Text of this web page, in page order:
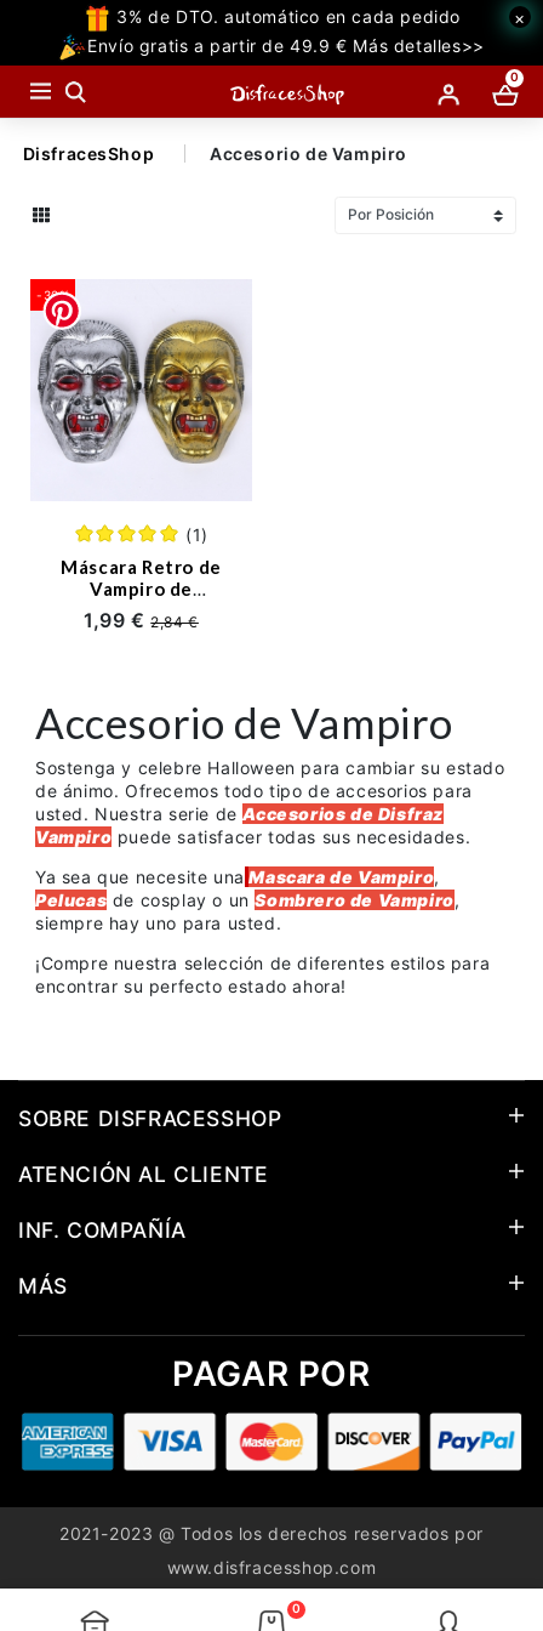
3% de DTO. automático en cada pedido
Envío gratis a partir de 49.9 € Más detalles>>
×
0
TODAS
LAS
CATEGORIAS
Temáticas
Accesorios
Decoraciones
Superhéroe
Manga y Anime
Pelucas
Halloween
Disfraces 2022
Ofertas
Entrada en el Blog
DisfracesShop Accesorio de Vampiro
-30%
(1)
Máscara Retro de
Vampiro de
Decoraciones de
Halloween
1,99 €2,84 €
Accesorio de Vampiro
Sostenga y celebre Halloween para cambiar su estado
de ánimo. Ofrecemos todo tipo de accesorios para
usted. Nuestra serie deAccesorios de Disfraz
Vampiro puede satisfacer todas sus necesidades.
Ya sea que necesite una Mascara de Vampiro,
Pelucas de cosplay o unSombrero de Vampiro,
siempre hay uno para usted.
¡Compre nuestra selección de diferentes estilos para
encontrar su perfecto estado ahora!
SOBRE DISFRACESSHOP
ATENCIÓN AL CLIENTE
INF. COMPAÑÍA
MÁS
PAGAR POR
2021-2023 @ Todos los derechos reservados por
www.disfracesshop.com
0